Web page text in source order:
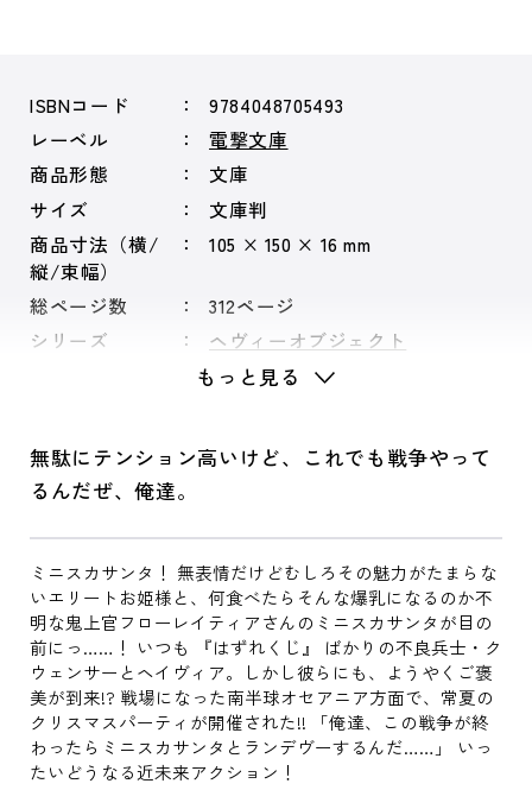
ISBNコード
9784048705493
レーベル
電撃文庫
商品形態
文庫
サイズ
文庫判
商品寸法（横/
縦/束幅）
105 × 150 × 16 mm
総ページ数
312ページ
シリーズ
ヘヴィーオブジェクト
もっと見る
無駄にテンション高いけど、これでも戦争やって
るんだぜ、俺達。
ミニスカサンタ！ 無表情だけどむしろその魅力がたまらな
いエリートお姫様と、何食べたらそんな爆乳になるのか不
明な鬼上官フローレイティアさんのミニスカサンタが目の
前にっ……！ いつも 『はずれくじ』 ばかりの不良兵士・ク
ウェンサーとヘイヴィア。しかし彼らにも、ようやくご褒
美が到来!? 戦場になった南半球オセアニア方面で、常夏の
クリスマスパーティが開催された!! 「俺達、この戦争が終
わったらミニスカサンタとランデヴーするんだ……」 いっ
たいどうなる近未来アクション！